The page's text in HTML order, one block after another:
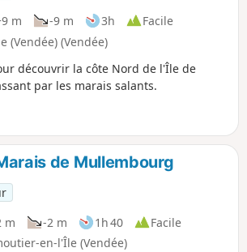
m -9 m 3h
Facile
(Vendée) (Vendée)
découvrir la côte Nord de l'Île de
par les marais salants.
de Mullembourg
m -2 m 1h 40
Facile
en-l'Île (Vendée)